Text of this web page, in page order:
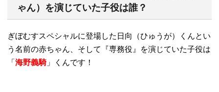
ゃん）を演じていた子役は誰？
ぎぼむすスペシャルに登場した日向（ひゅうが）くんとい
う名前の赤ちゃん、そして『専務役』を演じていた子役は
「 海野義騎」くんです！